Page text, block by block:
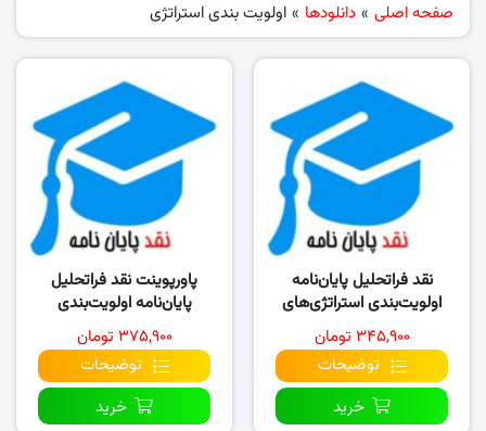
صفحه اصلی » دانلودها » اولویت بندی استراتژی
نقد فراتحلیل پایان‌نامه
اولویت‌بندی استراتژی‌های
اکتساب تکنولوژی در…
۳۴۵,۹۰۰ تومان
توضیحات
خرید
پاورپوینت نقد فراتحلیل
پایان‌نامه اولویت‌بندی
استراتژی‌های اکتساب
تکنولوژی..
۳۷۵,۹۰۰ تومان
توضیحات
خرید